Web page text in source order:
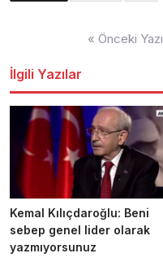
« Önceki Yazı
İlgili Yazılar
Kemal Kılıçdaroğlu: Beni
sebep genel lider olarak
yazmıyorsunuz